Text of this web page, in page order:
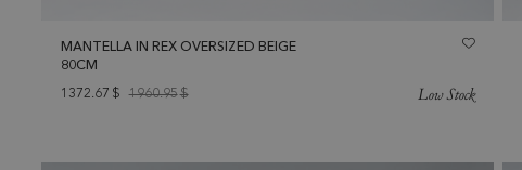
MANTELLA IN REX OVERSIZED BEIGE
80CM
1372.67 $ 1960.95$ Low Stock